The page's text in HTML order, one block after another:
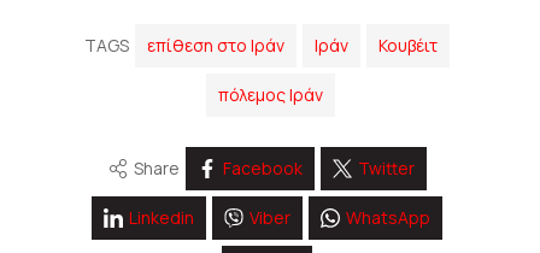
TAGS επίθεση στο Ιράν Ιράν Κουβέιτ
πόλεμος Ιράν
Share Facebook Twitter
Linkedin Viber WhatsApp